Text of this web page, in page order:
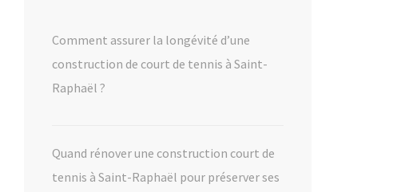
Comment assurer la longévité d’une
construction de court de tennis à Saint-
Raphaël ?
Quand rénover une construction court de
tennis à Saint-Raphaël pour préserver ses